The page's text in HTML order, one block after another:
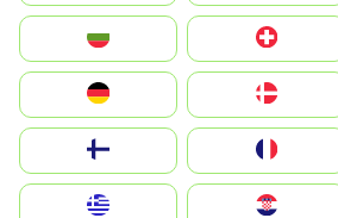
Switzerland
Deutschland
United Kingdom
Magyarország